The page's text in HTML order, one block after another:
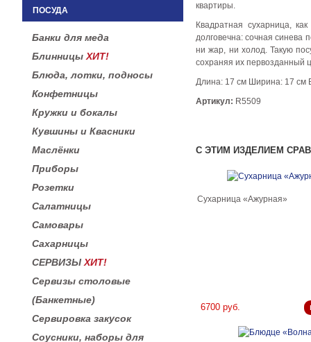
ПОСУДА
Банки для меда
Блинницы ХИТ!
Блюда, лотки, подносы
Конфетницы
Кружки и бокалы
Кувшины и Квасники
Маслёнки
Приборы
Розетки
Салатницы
Самовары
Сахарницы
СЕРВИЗЫ ХИТ!
Сервизы столовые
(Банкетные)
Сервировка закусок
Соусники, наборы для
квартиры.
Квадратная сухарница,
долговечна: сочная синева
ни жар, ни холод. Такую
сохраняя их первозданный
Длина: 17 см Ширина: 17 см
Артикул: R5509
С ЭТИМ ИЗДЕЛИЕМ
Сухарница «Ажурная»
6700 руб.